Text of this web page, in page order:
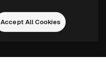
Accept All Cookies